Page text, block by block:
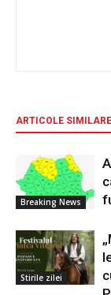
ARTICOLE SIMILARE
Breaking News
Stirile zilei